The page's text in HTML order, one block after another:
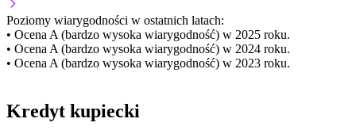
Poziomy wiarygodności w ostatnich latach:
• Ocena A (bardzo wysoka wiarygodność) w 2025 roku.
• Ocena A (bardzo wysoka wiarygodność) w 2024 roku.
• Ocena A (bardzo wysoka wiarygodność) w 2023 roku.
Kredyt kupiecki